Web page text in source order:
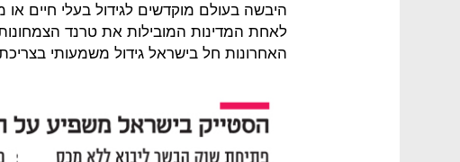
היבשה בעולם מוקדשים לגידול בעלי חיים
לאחת המדינות המובילות את טרנד
האחרונות חל בישראל גידול משמעותי